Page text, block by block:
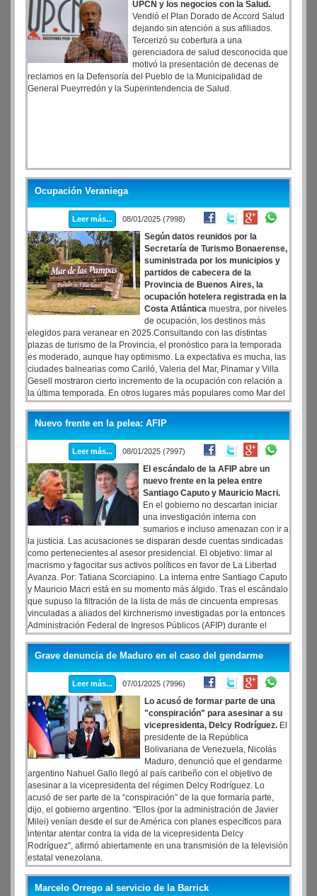
UPCN y los negocios con la Salud.
Vendió el Plan Dorado de Accord Salud
dejando sin atención a sus afiliados.
Tercerizó su cobertura a una
gerenciadora de salud desconocida que
motivó la presentación de decenas de
reclamos en la Defensoría del Pueblo de la Municipalidad de
General Pueyrredón y la Superintendencia de Salud.
Ocupación Veraniega
Leer más... 08/01/2025 (7998)
Según datos reunidos por la
Secretaría de Turismo Bonaerense,
suministrada por los municipios y
partidos de cabecera de la
Provincia de Buenos Aires, la
ocupación hotelera registrada en la
Costa Atlántica muestra, por niveles
de ocupación, los destinos más
elegidos para veranear en 2025.Consultando con las distintas
plazas de turismo de la Provincia, el pronóstico para la temporada
es moderado, aunque hay optimismo. La expectativa es mucha, las
ciudades balnearias como Cariló, Valeria del Mar, Pinamar y Villa
Gesell mostraron cierto incremento de la ocupación con relación a
la última temporada. En otros lugares más populares como Mar del
Plata, el promedio de ocupación es del 65% para esta primera
quincena de enero”
Nuevo frente en la pelea: AFIP
Leer más... 08/01/2025 (7997)
El escándalo de la AFIP abre un
nuevo frente en la pelea entre
Santiago Caputo y Mauricio Macri.
En el gobierno no descartan iniciar
una investigación interna con
sumarios e incluso amenazan con ir a
la justicia. Las acusaciones se disparan desde cuentas sindicadas
como pertenecientes al asesor presidencial. El objetivo: limar al
macrismo y fagocitar sus activos políticos en favor de La Libertad
Avanza. Por: Tatiana Scorciapino. La interna entre Santiago Caputo
y Mauricio Macri está en su momento más álgido. Tras el escándalo
que supuso la filtración de la lista de más de cincuenta empresas
vinculadas a aliados del kirchnerismo investigadas por la entonces
Administración Federal de Ingresos Públicos (AFIP) durante el
gobierno de Cambiemos
Grave denuncia de Maduro en el caso del gendarme
Leer más... 07/01/2025 (7996)
Lo acusó de formar parte de una
"conspiración" para asesinar a su
vicepresidenta, Delcy Rodríguez. El
presidente de la República
Bolivariana de Venezuela, Nicolás
Maduro, denunció que el gendarme
argentino Nahuel Gallo llegó al país caribeño con el objetivo de
asesinar a la vicepresidenta del régimen Delcy Rodríguez. Lo
acusó de ser parte de la “conspiración” de la que formaría parte,
dijo, el gobierno argentino. "Ellos (por la administración de Javier
Milei) venían desde el sur de América con planes específicos para
intentar atentar contra la vida de la vicepresidenta Delcy
Rodríguez”, afirmó abiertamente en una transmisión de la televisión
estatal venezolana.
Marcelo Orrego al servicio de la Barrick